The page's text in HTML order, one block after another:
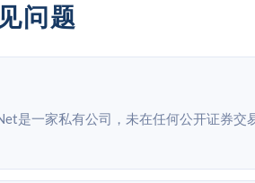
问题
是一家私有公司，未在任何公开证券